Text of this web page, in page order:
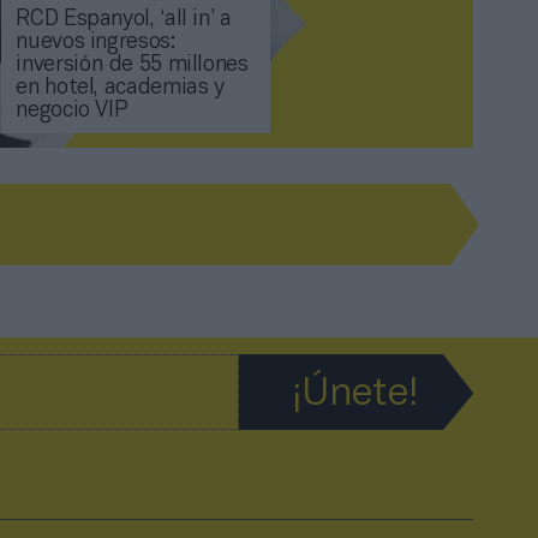
RCD Espanyol, ‘all in’ a
nuevos ingresos:
inversión de 55 millones
en hotel, academias y
negocio VIP